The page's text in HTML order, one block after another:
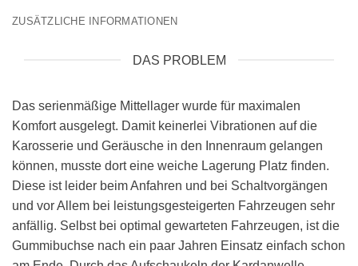
ZUSÄTZLICHE INFORMATIONEN
DAS PROBLEM
Das serienmäßige Mittellager wurde für maximalen
Komfort ausgelegt. Damit keinerlei Vibrationen auf die
Karosserie und Geräusche in den Innenraum gelangen
können, musste dort eine weiche Lagerung Platz finden.
Diese ist leider beim Anfahren und bei Schaltvorgängen
und vor Allem bei leistungsgesteigerten Fahrzeugen sehr
anfällig. Selbst bei optimal gewarteten Fahrzeugen, ist die
Gummibuchse nach ein paar Jahren Einsatz einfach schon